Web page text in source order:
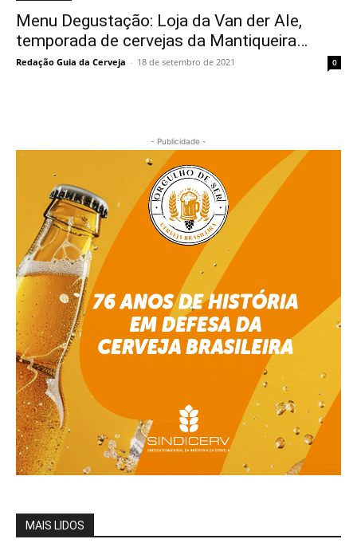
Menu Degustação: Loja da Van der Ale,
temporada de cervejas da Mantiqueira…
Redação Guia da Cerveja - 18 de setembro de 2021 0
- Publicidade -
MAIS LIDOS